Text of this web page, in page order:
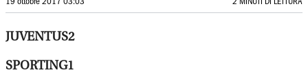
19 ottobre 2017 03:03 2 MINUTI DI LETTURA
JUVENTUS2
SPORTING1